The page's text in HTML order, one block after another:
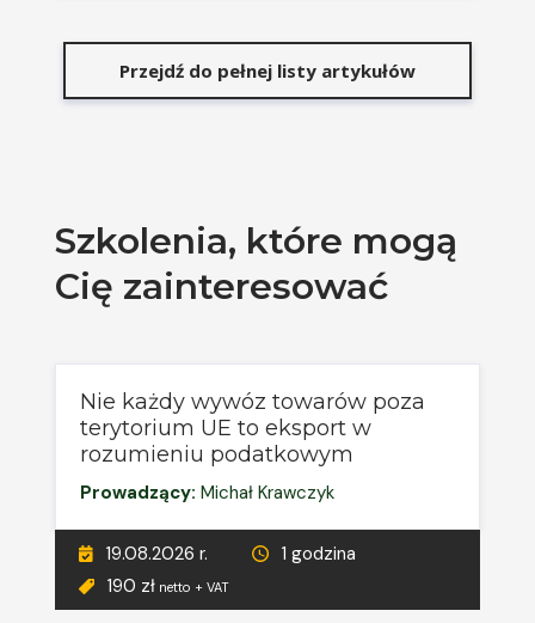
Przejdź do pełnej listy artykułów
Szkolenia, które mogą
Cię zainteresować
Nie każdy wywóz towarów poza
terytorium UE to eksport w
rozumieniu podatkowym
Prowadzący: Michał Krawczyk
19.08.2026 r.
1 godzina
190 zł netto + VAT